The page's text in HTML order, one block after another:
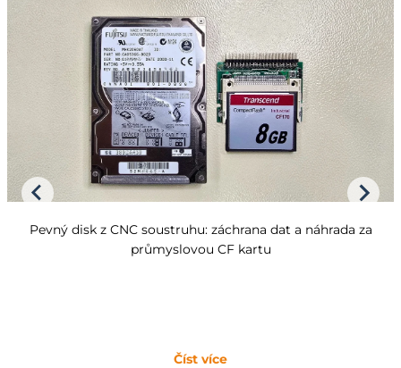
Pevný disk z CNC soustruhu: záchrana dat a náhrada za
průmyslovou CF kartu
Číst více